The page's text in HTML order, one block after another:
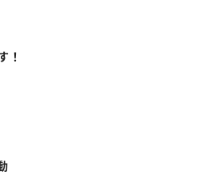
！